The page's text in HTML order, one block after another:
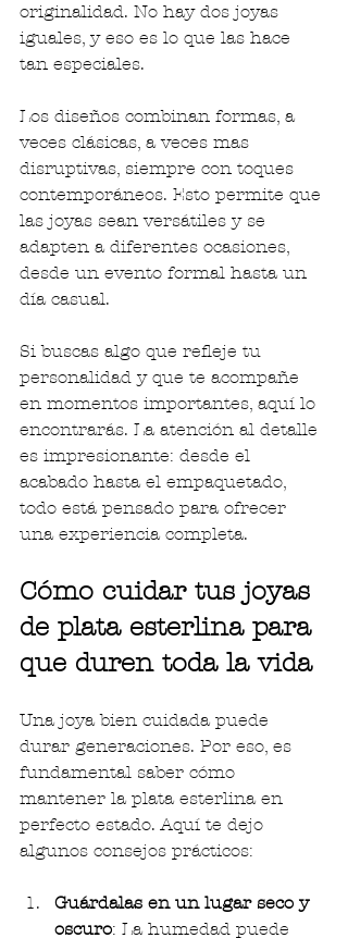
originalidad. No hay dos joyas
iguales, y eso es lo que las hace
tan especiales.
Los diseños combinan formas, a
veces clásicas, a veces mas
disruptivas, siempre con toques
contemporáneos. Esto permite que
las joyas sean versátiles y se
adapten a diferentes ocasiones,
desde un evento formal hasta un
día casual.
Si buscas algo que refleje tu
personalidad y que te acompañe
en momentos importantes, aquí lo
encontrarás. La atención al detalle
es impresionante: desde el
acabado hasta el empaquetado,
todo está pensado para ofrecer
una experiencia completa.
Cómo cuidar tus joyas
de plata esterlina para
que duren toda la vida
Una joya bien cuidada puede
durar generaciones. Por eso, es
fundamental saber cómo
mantener la plata esterlina en
perfecto estado. Aquí te dejo
algunos consejos prácticos:
Guárdalas en un lugar seco y
oscuro: La humedad puede